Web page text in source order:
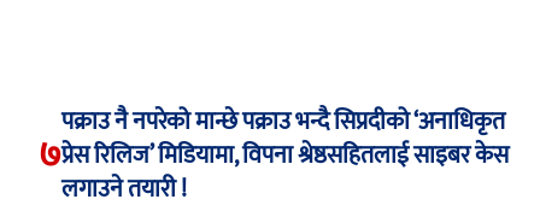
७
पक्राउ नै नपरेको मान्छे पक्राउ भन्दै सिप्रदीको ‘अनाधिकृत
प्रेस रिलिज’ मिडियामा, विपना श्रेष्ठसहितलाई साइबर केस
लगाउने तयारी !